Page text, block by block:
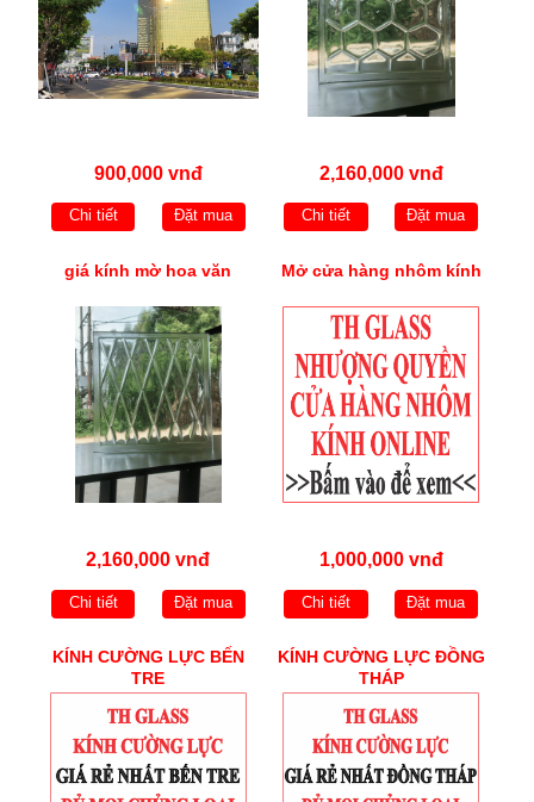
900,000 vnđ
Chi tiết Đặt mua
2,160,000 vnđ
Chi tiết Đặt mua
giá kính mờ hoa văn
2,160,000 vnđ
Chi tiết Đặt mua
Mở cửa hàng nhôm kính
1,000,000 vnđ
Chi tiết Đặt mua
KÍNH CƯỜNG LỰC BẾN
TRE
KÍNH CƯỜNG LỰC ĐỒNG
THÁP